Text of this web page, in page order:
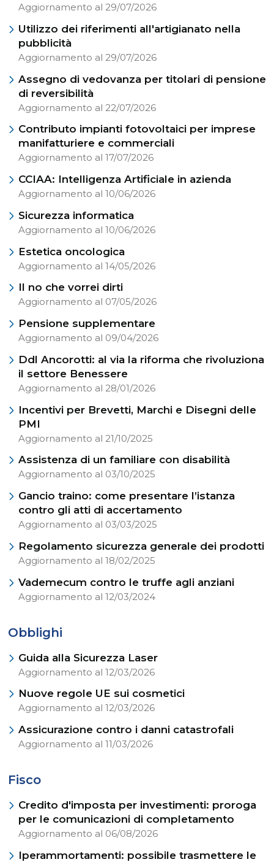
Aggiornamento al 29/07/2026
Utilizzo dei riferimenti all'artigianato nella
pubblicità
Aggiornamento al 29/07/2026
Assegno di vedovanza per titolari di pensione
di reversibilità
Aggiornamento al 22/07/2026
Contributo impianti fotovoltaici per imprese
manifatturiere e commerciali
Aggiornamento al 17/07/2026
CCIAA: Intelligenza Artificiale in azienda
Aggiornamento al 10/06/2026
Sicurezza informatica
Aggiornamento al 10/06/2026
Estetica oncologica
Aggiornamento al 14/05/2026
Il no che vorrei dirti
Aggiornamento al 07/05/2026
Pensione supplementare
Aggiornamento al 09/04/2026
Ddl Ancorotti: al via la riforma che rivoluziona
il settore Benessere
Aggiornamento al 28/01/2026
Incentivi per Brevetti, Marchi e Disegni delle
PMI
Aggiornamento al 21/10/2025
Assistenza di un familiare con disabilità
Aggiornamento al 03/10/2025
Gancio traino: come presentare l’istanza
contro gli atti di accertamento
Aggiornamento al 03/03/2025
Regolamento sicurezza generale dei prodotti
Aggiornamento al 18/02/2025
Vademecum contro le truffe agli anziani
Aggiornamento al 12/03/2024
Obblighi
Guida alla Sicurezza Laser
Aggiornamento al 12/03/2026
Nuove regole UE sui cosmetici
Aggiornamento al 12/03/2026
Assicurazione contro i danni catastrofali
Aggiornamento al 11/03/2026
Fisco
Credito d'imposta per investimenti: proroga
per le comunicazioni di completamento
Aggiornamento al 06/08/2026
Iperammortamenti: possibile trasmettere le